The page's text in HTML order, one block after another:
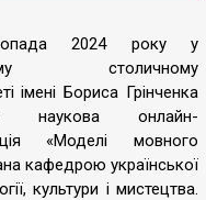
2024 року у
столичному
імені Бориса Грінченка
наукова онлайн-
«Моделі мовного
кафедрою української
культури і мистецтва.